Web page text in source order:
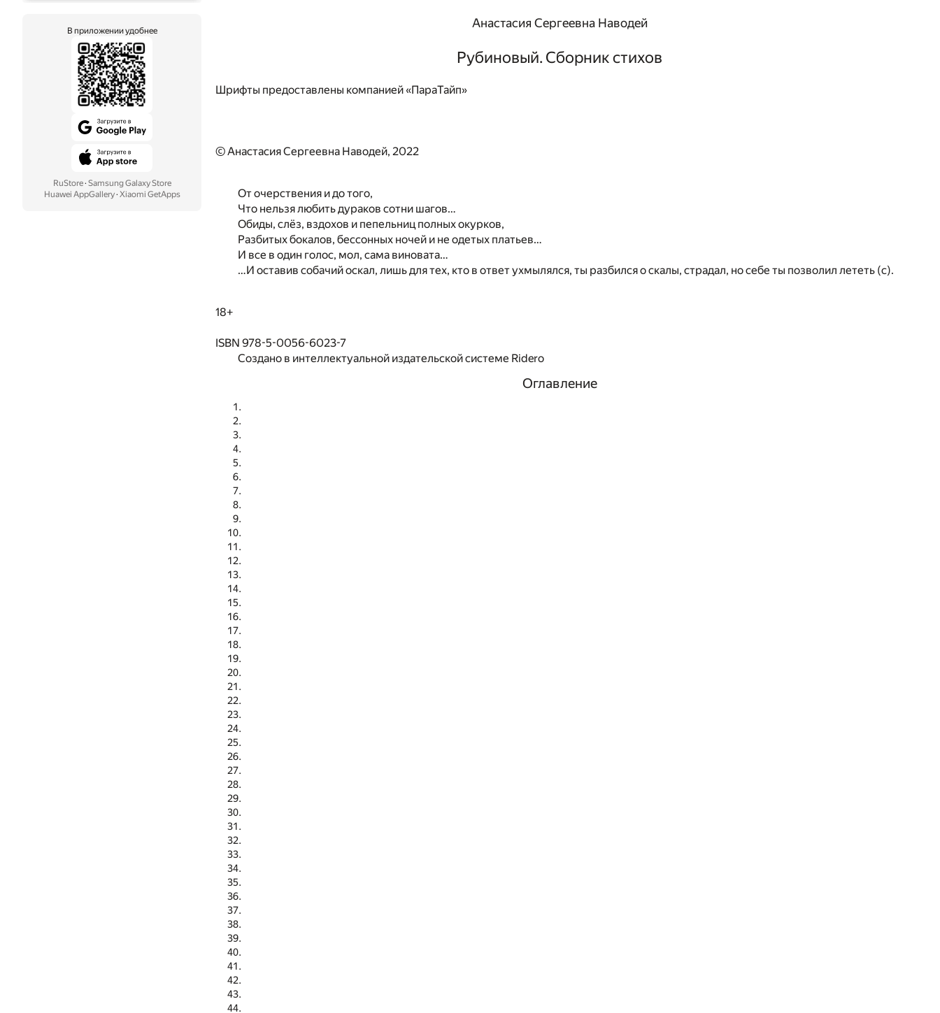
В приложении удобнее
RuStore· Samsung Galaxy Store
Huawei AppGallery· Xiaomi GetApps
Анастасия Сергеевна Наводей
Рубиновый. Сборник стихов
Шрифты предоставлены компанией «ПараТайп»
© Анастасия Сергеевна Наводей, 2022
От очерствения и до того,
Что нельзя любить дураков сотни шагов…
Обиды, слёз, вздохов и пепельниц полных окурков,
Разбитых бокалов, бессонных ночей и не одетых платьев…
И все в один голос, мол, сама виновата…
…И оставив собачий оскал, лишь для тех, кто в ответ ухмылялся, ты разбился о скалы, страдал, но себе ты позволил лететь (c).
18+
ISBN 978-5-0056-6023-7
Создано в интеллектуальной издательской системе Ridero
Оглавление